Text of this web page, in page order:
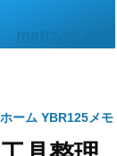
mattz.xii.jp
パ
ホーム YBR125メモ